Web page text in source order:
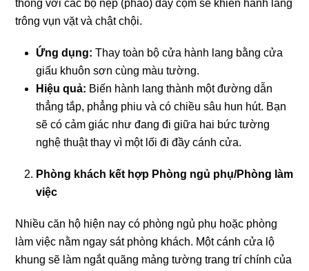
thống với các bộ nẹp (phào) dày cộm sẽ khiến hành lang
trông vụn vặt và chật chội.
Ứng dụng: Thay toàn bộ cửa hành lang bằng cửa
giấu khuôn sơn cùng màu tường.
Hiệu quả: Biến hành lang thành một đường dẫn
thẳng tắp, phẳng phiu và có chiều sâu hun hút. Bạn
sẽ có cảm giác như đang đi giữa hai bức tường
nghệ thuật thay vì một lối đi đầy cánh cửa.
Phòng khách kết hợp Phòng ngủ phụ/Phòng làm
việc
Nhiều căn hộ hiện nay có phòng ngủ phụ hoặc phòng
làm việc nằm ngay sát phòng khách. Một cánh cửa lộ
khung sẽ làm ngắt quãng mảng tường trang trí chính của